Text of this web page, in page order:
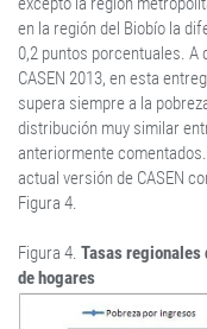
en la región del Biobío la
0,2 puntos porcentuales.
CASEN 2013, en esta
supera siempre a la
distribución muy similar
anteriormente
actual versión de CASEN
Figura 4.
Figura 4. Tasas regionales
de hogares